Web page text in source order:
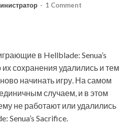
- 1 Comment
в Hellblade: Senua’s
сохранения удалились и тем
начинать игру. На самом
случаем, и в этом
не работают или удалились
Senua’s Sacrifice.